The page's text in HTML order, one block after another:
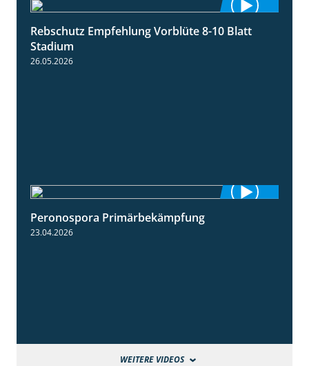
1:55
Rebschutz Empfehlung Vorblüte 8-10 Blatt
Stadium
26.05.2026
Peronospora Primärbekämpfung
23.04.2026
WEITERE VIDEOS